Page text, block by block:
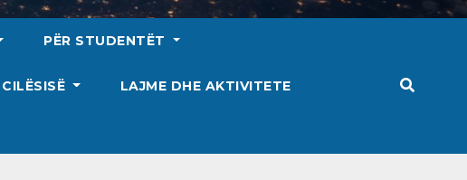
PËR STUDENTËT
LAJME DHE AKTIVITETE